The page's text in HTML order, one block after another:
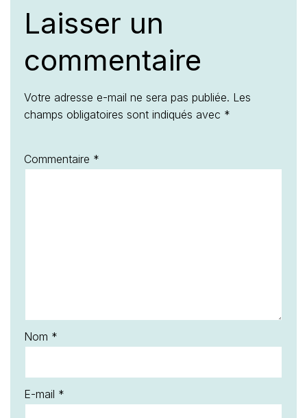
Laisser un
commentaire
Votre adresse e-mail ne sera pas publiée. Les
champs obligatoires sont indiqués avec *
Commentaire *
Nom *
E-mail *